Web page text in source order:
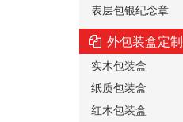
表层包银纪念章
外包装盒定制
实木包装盒
纸质包装盒
红木包装盒